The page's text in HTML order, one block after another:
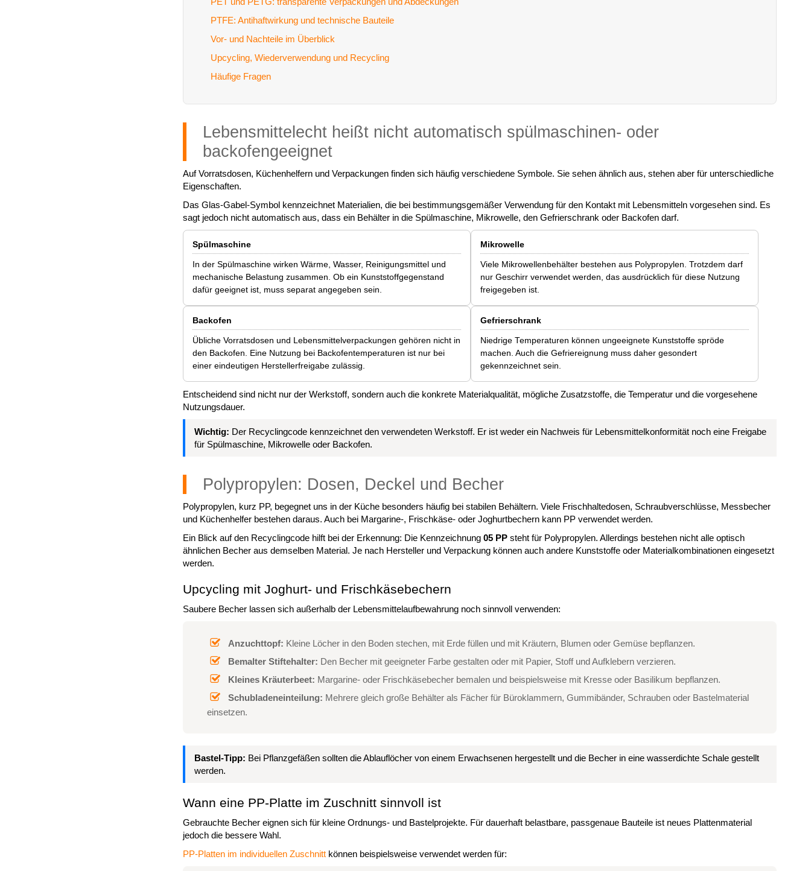
PTFE: Antihaftwirkung und technische Bauteile
Vor- und Nachteile im Überblick
Upcycling, Wiederverwendung und Recycling
Häufige Fragen
Lebensmittelecht heißt nicht automatisch spülmaschinen- oder
backofengeeignet
Auf Vorratsdosen, Küchenhelfern und Verpackungen finden sich häufig verschiedene Symbole. Sie sehen ähnlich aus, stehen aber für unterschiedliche
Eigenschaften.
Das Glas-Gabel-Symbol kennzeichnet Materialien, die bei bestimmungsgemäßer Verwendung für den Kontakt mit Lebensmitteln vorgesehen sind. Es
sagt jedoch nicht automatisch aus, dass ein Behälter in die Spülmaschine, Mikrowelle, den Gefrierschrank oder Backofen darf.
Spülmaschine
In der Spülmaschine wirken Wärme, Wasser, Reinigungsmittel und
mechanische Belastung zusammen. Ob ein Kunststoffgegenstand
dafür geeignet ist, muss separat angegeben sein.
Mikrowelle
Viele Mikrowellenbehälter bestehen aus Polypropylen. Trotzdem darf
nur Geschirr verwendet werden, das ausdrücklich für diese Nutzung
freigegeben ist.
Backofen
Übliche Vorratsdosen und Lebensmittelverpackungen gehören nicht in
den Backofen. Eine Nutzung bei Backofentemperaturen ist nur bei
einer eindeutigen Herstellerfreigabe zulässig.
Gefrierschrank
Niedrige Temperaturen können ungeeignete Kunststoffe spröde
machen. Auch die Gefriereignung muss daher gesondert
gekennzeichnet sein.
Entscheidend sind nicht nur der Werkstoff, sondern auch die konkrete Materialqualität, mögliche Zusatzstoffe, die Temperatur und die vorgesehene
Nutzungsdauer.
Wichtig: Der Recyclingcode kennzeichnet den verwendeten Werkstoff. Er ist weder ein Nachweis für Lebensmittelkonformität noch eine Freigabe
für Spülmaschine, Mikrowelle oder Backofen.
Polypropylen: Dosen, Deckel und Becher
Polypropylen, kurz PP, begegnet uns in der Küche besonders häufig bei stabilen Behältern. Viele Frischhaltedosen, Schraubverschlüsse, Messbecher
und Küchenhelfer bestehen daraus. Auch bei Margarine-, Frischkäse- oder Joghurtbechern kann PP verwendet werden.
Ein Blick auf den Recyclingcode hilft bei der Erkennung: Die Kennzeichnung 05 PP steht für Polypropylen. Allerdings bestehen nicht alle optisch
ähnlichen Becher aus demselben Material. Je nach Hersteller und Verpackung können auch andere Kunststoffe oder Materialkombinationen eingesetzt
werden.
Upcycling mit Joghurt- und Frischkäsebechern
Saubere Becher lassen sich außerhalb der Lebensmittelaufbewahrung noch sinnvoll verwenden:
Anzuchttopf: Kleine Löcher in den Boden stechen, mit Erde füllen und mit Kräutern, Blumen oder Gemüse bepflanzen.
Bemalter Stiftehalter: Den Becher mit geeigneter Farbe gestalten oder mit Papier, Stoff und Aufklebern verzieren.
Kleines Kräuterbeet: Margarine- oder Frischkäsebecher bemalen und beispielsweise mit Kresse oder Basilikum bepflanzen.
Schubladeneinteilung: Mehrere gleich große Behälter als Fächer für Büroklammern, Gummibänder, Schrauben oder Bastelmaterial
einsetzen.
Bastel-Tipp: Bei Pflanzgefäßen sollten die Ablauflöcher von einem Erwachsenen hergestellt und die Becher in eine wasserdichte Schale gestellt
werden.
Wann eine PP-Platte im Zuschnitt sinnvoll ist
Gebrauchte Becher eignen sich für kleine Ordnungs- und Bastelprojekte. Für dauerhaft belastbare, passgenaue Bauteile ist neues Plattenmaterial
jedoch die bessere Wahl.
PP-Platten im individuellen Zuschnitt können beispielsweise verwendet werden für: